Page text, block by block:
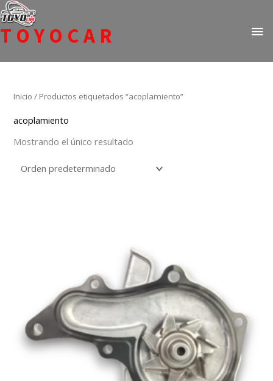
Ir
al
contenido
TOYOCAR
Inicio / Productos etiquetados “acoplamiento”
acoplamiento
Mostrando el único resultado